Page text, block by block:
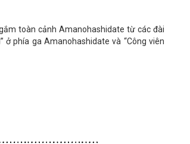
toàn cảnh Amanohashidate từ các đài
ở phía ga Amanohashidate và “Công viên